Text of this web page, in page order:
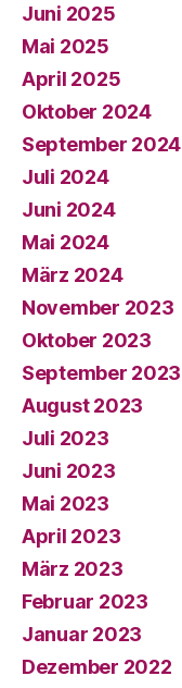
Juni 2025
Mai 2025
April 2025
Oktober 2024
September 2024
Juli 2024
Juni 2024
Mai 2024
März 2024
November 2023
Oktober 2023
September 2023
August 2023
Juli 2023
Juni 2023
Mai 2023
April 2023
März 2023
Februar 2023
Januar 2023
Dezember 2022